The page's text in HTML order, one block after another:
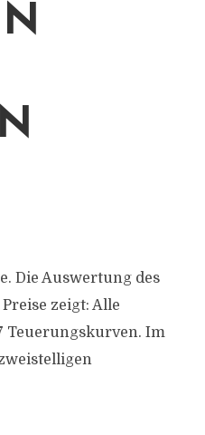
Die Auswertung des
zeigt: Alle
Teuerungskurven. Im